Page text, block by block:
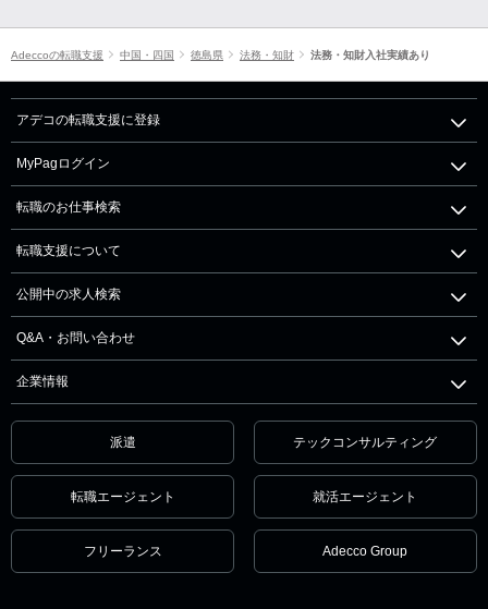
Adeccoの転職支援 中国・四国 徳島県 法務・知財 法務・知財入社実績あり
アデコの転職支援に登録
MyPagログイン
転職のお仕事検索
転職支援について
公開中の求人検索
Q&A・お問い合わせ
企業情報
派遣 テックコンサルティング
転職エージェント 就活エージェント
フリーランス Adecco Group